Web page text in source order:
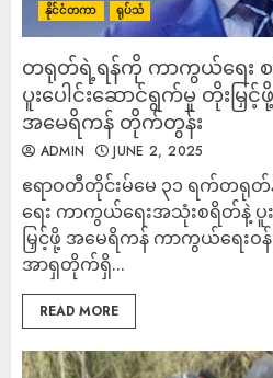
နိုင်ငံတကာ ရုပ်သံ
တရုတ်ရဲ့ရန်ကို ကာကွယ်ရေး စ
ပူးပေါင်းဆောင်ရွက်မှု တိုးမ
အမေရိကန် တိုက်တွန်း
ADMIN JUNE 2, 2025
ဧရာဝတီတိုင်းမ်မေ ၃၁ ရက်တရု
ရေး ကာကွယ်ရေးအသုံးစရိတ်နဲ့ ပူ
မြှင့်ဖို့ အမေရိကန် ကာကွယ်ရေးဝန်
အာရှတိုက်ရှိ...
READ MORE